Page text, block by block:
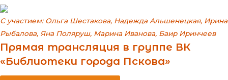
С участием: Ольга Шестакова, Надежда Альшенецкая, Ирина
Рыбалова, Яна Поляруш, Марина Иванова, Баир Иринчеев
Прямая трансляция в группе ВК
«Библиотеки города Пскова»